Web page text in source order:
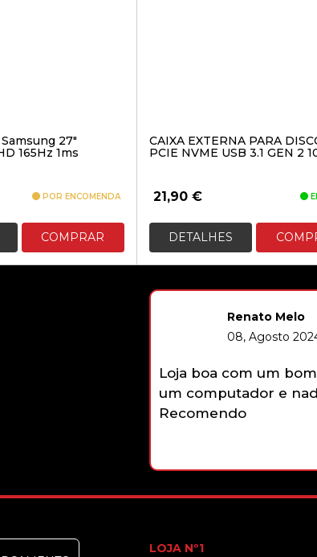
27″
165Hz 1ms
POR ENCOMENDA
COMPRAR
CAIXA EXTERNA PARA
PCIE NVME USB 3.1 GEN 2
21,90 €
DETALHES
Renato Melo
08, Agosto
Loja boa com um
um computador e
Recomendo
LOJA Nº1